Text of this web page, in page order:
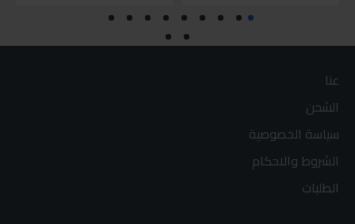
عنا
الشحن
سياسة الخصوصية
الشروط والاحكام
الطلبات